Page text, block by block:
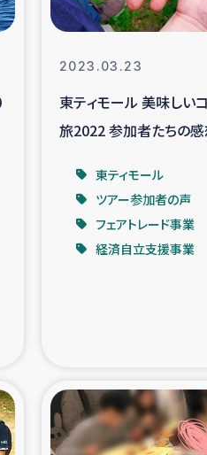
ンティア日誌
羊の畜産支援
住民への緊急支援
による栄養改善事業
震被災者支援
者支援
2023.03.23
東ティモール 美味しい
旅2022 参加者たちの感
東ティモール
ツアー参加者の声
フェアトレード事業
経済自立支援事業